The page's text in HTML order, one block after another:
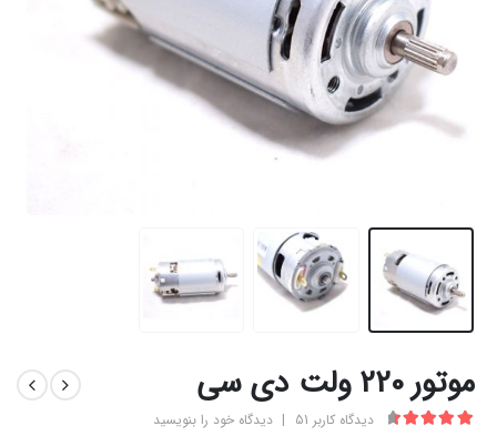
موتور 220 ولت دی سی
دیدگاه کاربر 51
| دیدگاه خود را بنویسید